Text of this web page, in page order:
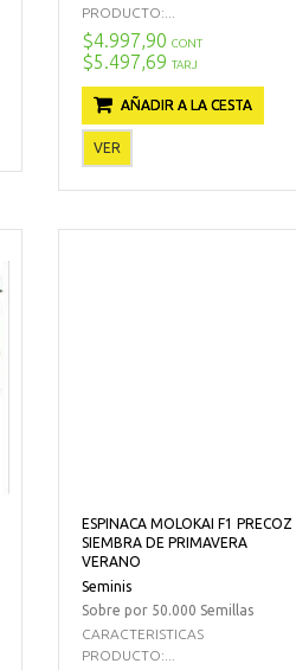
PRODUCTO:...
$4.997,90 CONT
$5.497,69 TARJ
AÑADIR A LA CESTA
VER
ESPINACA MOLOKAI F1 PRECOZ
SIEMBRA DE PRIMAVERA
VERANO
Seminis
Sobre por 50.000 Semillas
CARACTERISTICAS
PRODUCTO:...